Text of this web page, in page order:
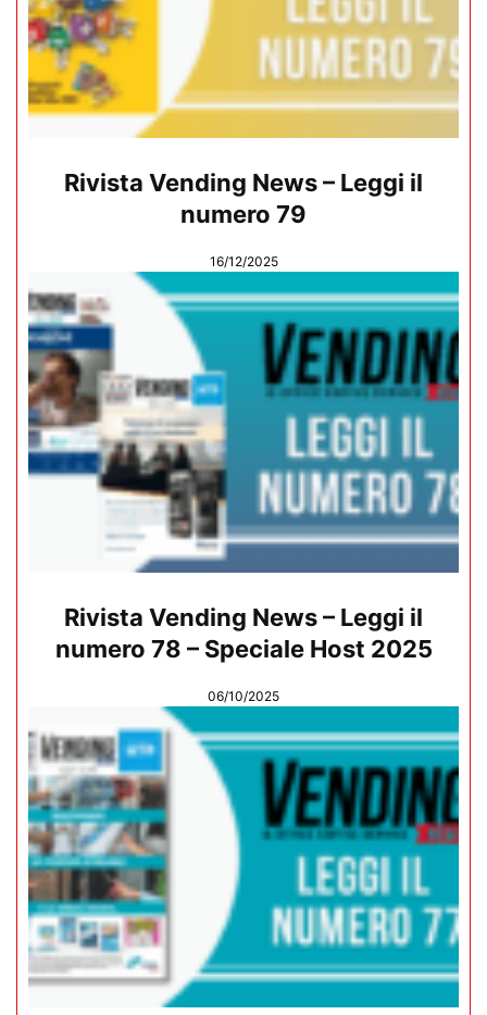
Rivista Vending News – Leggi il
numero 79
16/12/2025
Rivista Vending News – Leggi il
numero 78 – Speciale Host 2025
06/10/2025